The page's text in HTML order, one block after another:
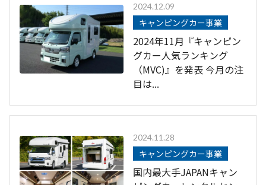
2024.12.09
キャンピングカー事業
2024年11月『キャンピン
グカー人気ランキング
（MVC)』を発表 今月の注
目は...
2024.11.28
キャンピングカー事業
国内最大手JAPANキャン